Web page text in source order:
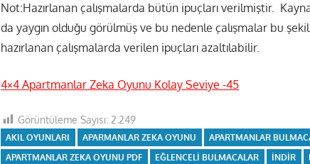
Not:Hazırlanan çalışmalarda bütün ipuçları verilmiştir.
da yaygın olduğu görülmüş ve bu nedenle çalışmalar bu
hazırlanan çalışmalarda verilen ipuçları azaltılabilir.
4×4 Apartmanlar Zeka Oyunu Kolay Seviye -45
Görüntüleme Sayısı: 2.249
AKIL OYUNLARI APARMANLAR ZEKA OYUNU APARTMANLAR
APARTMANLAR ZEKA OYUNU PDF
EĞLENCELI BULMACALAR INDIR